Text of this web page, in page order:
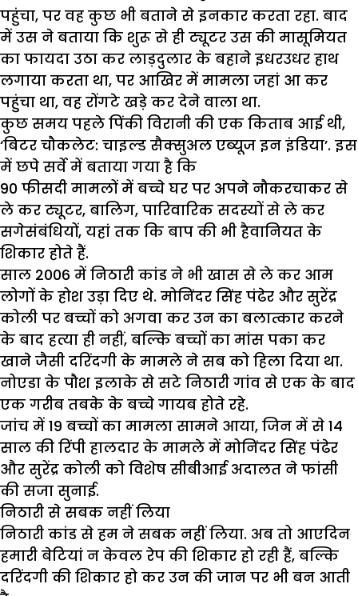
पहुंचा, पर वह कुछ भी बताने से इनकार करता रहा. बाद
में उस ने बताया कि शुरू से ही ट्यूटर उस की मासूमियत
का फायदा उठा कर लाड़दुलार के बहाने इधरउधर हाथ
लगाया करता था, पर आखिर में मामला जहां आ कर
पहुंचा था, वह रोंगटे खड़े कर देने वाला था.
कुछ समय पहले पिंकी विरानी की एक किताब आई थी,
‘बिटर चौकलेट: चाइल्ड सैक्सुअल एब्यूज इन इंडिया’. इस
में छपे सर्वे में बताया गया है कि
90 फीसदी मामलों में बच्चे घर पर अपने नौकरचाकर से
ले कर ट्यूटर, बालिग, पारिवारिक सदस्यों से ले कर
सगेसंबंधियों, यहां तक कि बाप की भी हैवानियत के
शिकार होते हैं.
साल 2006 में निठारी कांड ने भी खास से ले कर आम
लोगों के होश उड़ा दिए थे. मोनिंदर सिंह पंढेर और सुरेंद्र
कोली पर बच्चों को अगवा कर उन का बलात्कार करने
के बाद हत्या ही नहीं, बल्कि बच्चों का मांस पका कर
खाने जैसी दरिंदगी के मामले ने सब को हिला दिया था.
नोएडा के पौश इलाके से सटे निठारी गांव से एक के बाद
एक गरीब तबके के बच्चे गायब होते रहे.
जांच में 19 बच्चों का मामला सामने आया, जिन में से 14
साल की रिंपी हालदार के मामले में मोनिंदर सिंह पंढेर
और सुरेंद्र कोली को विशेष सीबीआई अदालत ने फांसी
की सजा सुनाई.
निठारी से सबक नहीं लिया
निठारी कांड से हम ने सबक नहीं लिया. अब तो आएदिन
हमारी बेटियां न केवल रेप की शिकार हो रही हैं, बल्कि
दरिंदगी की शिकार हो कर उन की जान पर भी बन आती